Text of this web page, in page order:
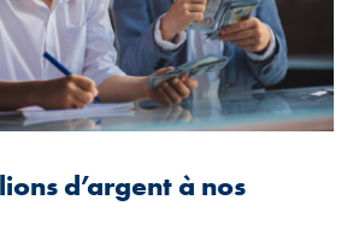
d’argent à nos